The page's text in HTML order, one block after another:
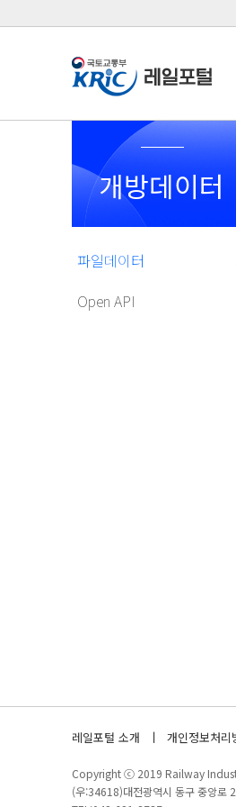
개방데이터
파일데이터
Open API
레일포털 소개 개인정보처리
Copyright ⓒ 2019 Railway
(우:34618)대전광역시 동구 중앙로